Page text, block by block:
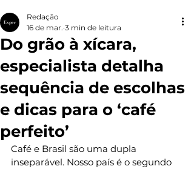
Do grão à xícara,
especialista detalha
sequência de escolhas
e dicas para o ‘café
perfeito’
Redação
16 de mar. 3 min de leitura
Café e Brasil são uma dupla
inseparável. Nosso país é o segundo